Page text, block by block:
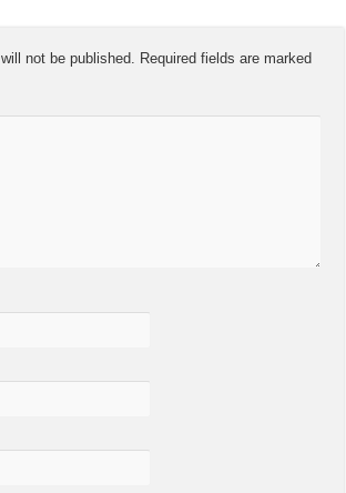
not be published. Required fields are marked